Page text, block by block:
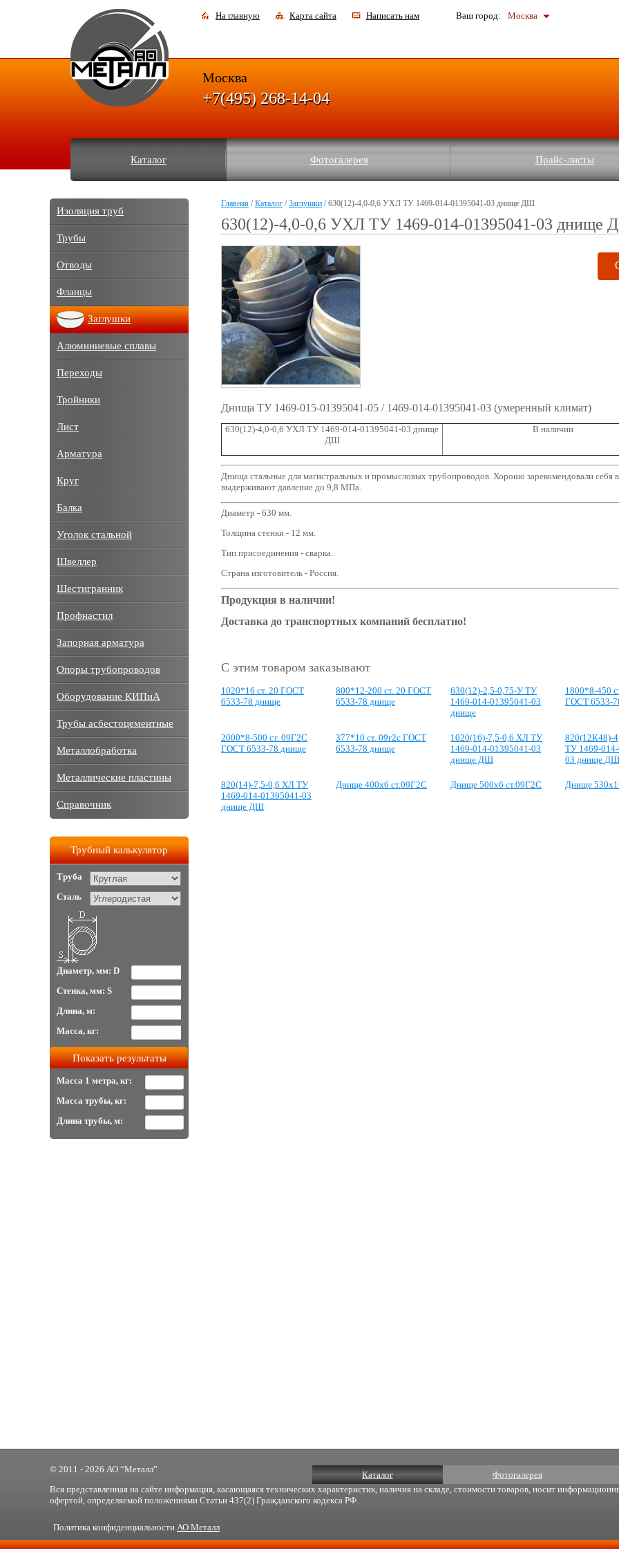
На главную Карта сайта Написать нам Ваш город: Москва
Каталог Фотогалерея Прайс-листы
Москва
+7(495) 268-14-04
Главная /Каталог /Заглушки / 630(12)-4,0-0,6 УХЛ ТУ 1469-014-01395041-03 днище ДШ
630(12)-4,0-0,6 УХЛ ТУ 1469-014-01395041-03 днище
Днища ТУ 1469-015-01395041-05 / 1469-014-01395041-03 (умеренный климат)
630(12)-4,0-0,6 УХЛ ТУ 1469-014-01395041-03 днище
ДШ
В наличии
Днища стальные для магистральных и промысловых трубопроводов. Хорошо зарекомендовали себя
выдерживают давление до 9,8 МПа.
Диаметр - 630 мм.
Толщина стенки - 12 мм.
Тип присоединения - сварка.
Страна изготовитель - Россия.
Продукция в наличии!
Доставка до транспортных компаний бесплатно!
С этим товаром заказывают
1020*16 ст. 20 ГОСТ
6533-78 днище
800*12-200 ст. 20 ГОСТ
6533-78 днище
630(12)-2,5-0,75-У ТУ
1469-014-01395041-03
днище
1800*8-450
ГОСТ 6533-
2000*8-500 ст. 09Г2С
ГОСТ 6533-78 днище
377*10 ст. 09г2с ГОСТ
6533-78 днище
1020(16)-7,5-0,6 ХЛ ТУ
1469-014-01395041-03
днище ДШ
820(12К48)-
ТУ 1469-
03 днище ДШ
820(14)-7,5-0,6 ХЛ ТУ
1469-014-01395041-03
днище ДШ
Днище 400х6 ст.09Г2С Днище 500х6 ст.09Г2С Днище
Изоляция труб
Трубы
Отводы
Фланцы
Заглушки
Алюминиевые сплавы
Переходы
Тройники
Лист
Арматура
Круг
Балка
Уголок стальной
Швеллер
Шестигранник
Профнастил
Запорная арматура
Опоры трубопроводов
Оборудование КИПиА
Трубы асбестоцементные
Металлобработка
Металлические пластины
Справочник
Трубный калькулятор
Труба
Сталь
Диаметр, мм: D
Стенка, мм: S
Длина, м:
Масса, кг:
Масса 1 метра, кг:
Масса трубы, кг:
Длина трубы, м:
Каталог Фотогалерея
© 2011 - 2026 АО “Металл”
Вся представленная на сайте информация, касающаяся технических характеристик, наличия на складе, стоимости товаров, носит
офертой, определяемой положениями Статьи 437(2) Гражданского кодекса РФ.
Политика конфиденциальности АО Металл